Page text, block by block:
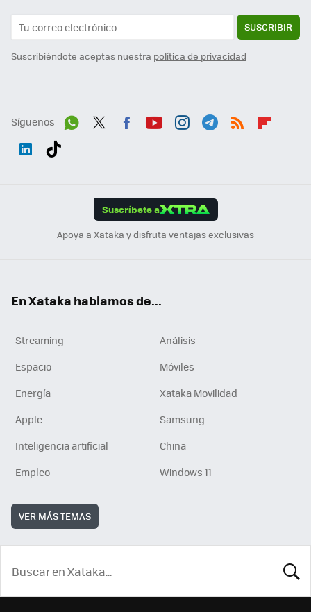
SUSCRIBIR
Suscribiéndote aceptas nuestra política de privacidad
Síguenos
Suscríbete a
Apoya a Xataka y disfruta ventajas exclusivas
En Xataka hablamos de...
Streaming
Análisis
Espacio
Móviles
Energía
Xataka Movilidad
Apple
Samsung
Inteligencia artificial
China
Empleo
Windows 11
VER MÁS TEMAS